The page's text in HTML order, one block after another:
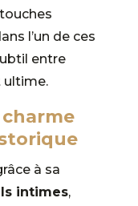
l’un de ces
entre
ultime.
à sa
intimes,